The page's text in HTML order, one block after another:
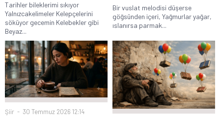
Tarihler bileklerimi sıkıyor
Yalnızcakelimeler Kelepçelerini
söküyor gecemin Kelebekler gibi
Beyaz...
Bir vuslat melodisi düşerse
göğsünden içeri, Yağmurlar yağar,
ıslanırsa parmak...
Şiir 30 Temmuz 2026 12:14